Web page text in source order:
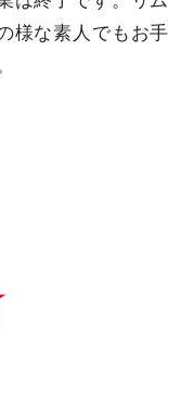
様な素人でもお手